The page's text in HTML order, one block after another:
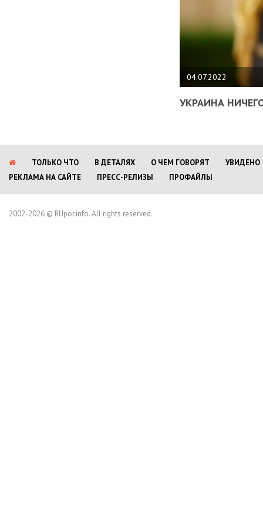
04.07.2022
УКРАИНА
ТОЛЬКО ЧТО В ДЕТАЛЯХ О ЧЕМ ГОВОРЯТ
УВИДЕНО
РЕКЛАМА НА САЙТЕ
ПРЕСС-РЕЛИЗЫ ПРОФАЙЛЫ
2002-2026 © RUpor.info. All rights reserved.